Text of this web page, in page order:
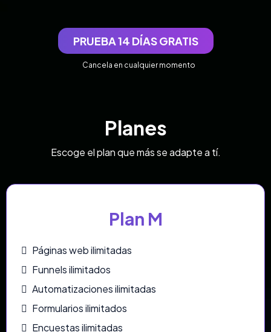
PRUEBA 14 DÍAS GRATIS
Cancela en cualquier momento
Planes
Escoge el plan que más se adapte a tí.
Plan M
Páginas web ilimitadas
Funnels ilimitados
Automatizaciones ilimitadas
Formularios ilimitados
Encuestas ilimitadas